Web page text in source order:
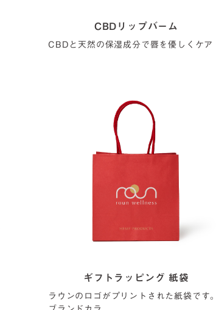
CBDリップバーム
CBDと天然の保湿成分で唇を優しくケア
ギフトラッピング 紙袋
ラウンのロゴがプリントされた紙袋です。